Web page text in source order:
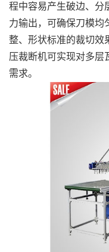
程中容易产生破边、分
力输出，可确保刀模均
整、形状标准的裁切效
压裁断机可实现对多层
需求。